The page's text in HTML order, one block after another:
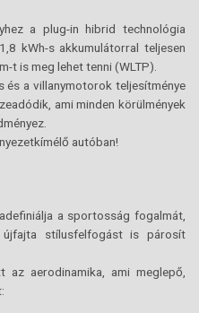
a plug-in hibrid technológia
kWh-s akkumulátorral teljesen
t is meg lehet tenni (WLTP).
és a villanymotorok teljesítménye
ami minden körülmények
autóban!
a sportosság fogalmát,
stílusfelfogást is párosít
aerodinamika, ami meglepő,